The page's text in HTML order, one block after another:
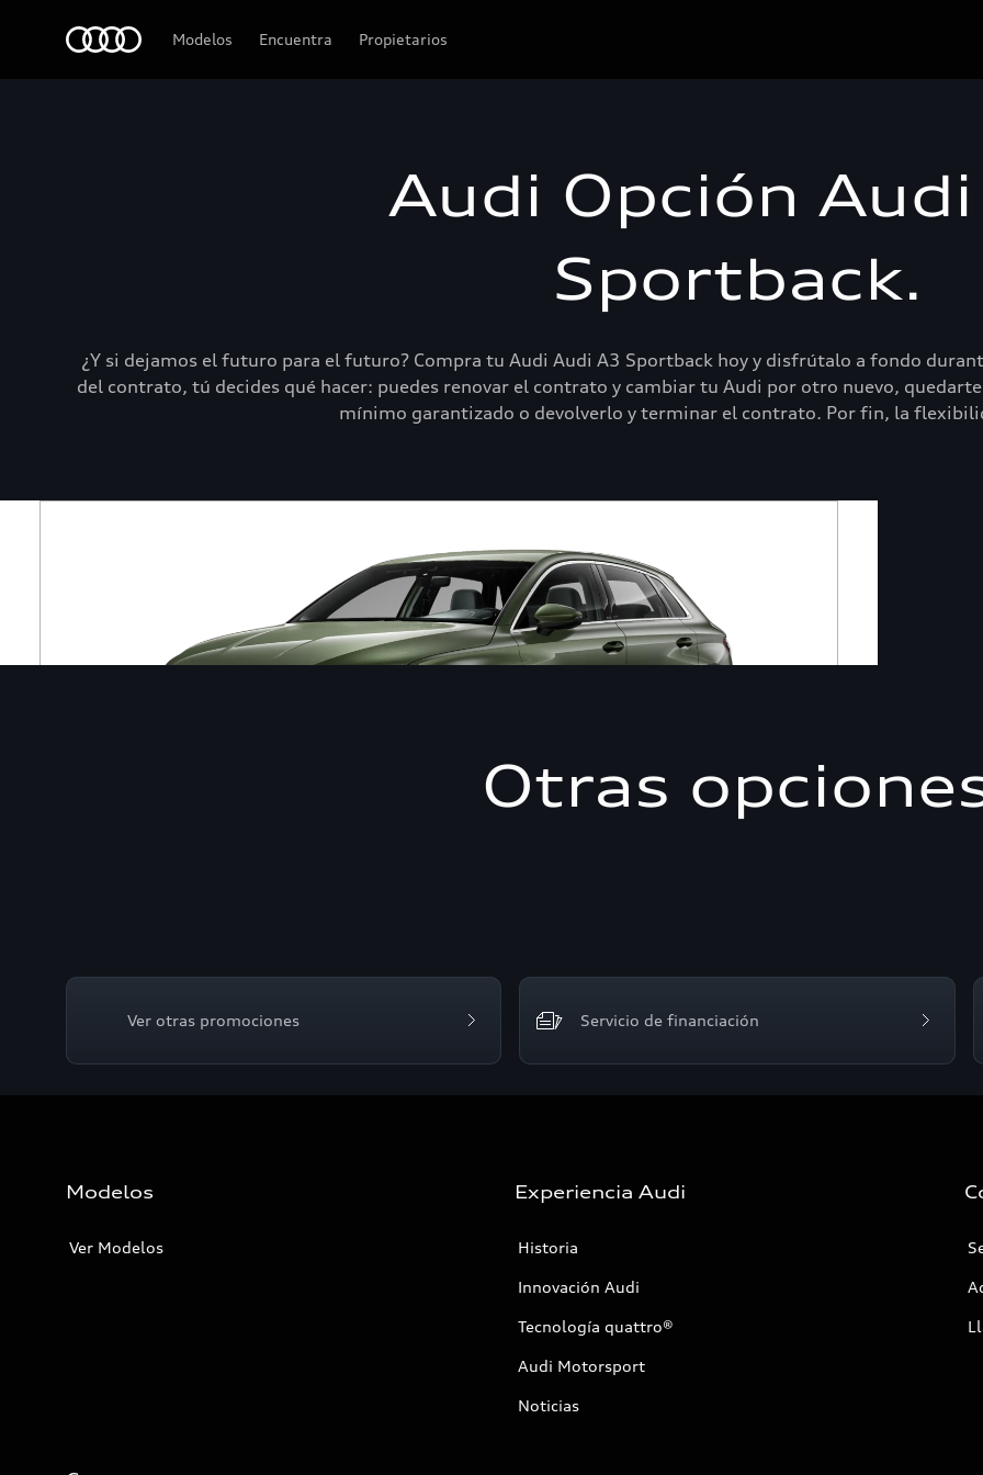
Modelos Encuentra Propietarios
Audi Opción
Sportback.
¿Y si dejamos el futuro para el futuro? Compra tu Audi Audi A3 Sportback hoy y disfrútalo a fondo
del contrato, tú decides qué hacer: puedes renovar el contrato y cambiar tu Audi por otro nuevo,
mínimo garantizado o devolverlo y terminar el contrato. Por fin, la
Otras
Ver otras promociones Servicio de financiación
Modelos
Ver Modelos
Experiencia Audi
Historia
Innovación Audi
Tecnología quattro®
Audi Motorsport
Noticias